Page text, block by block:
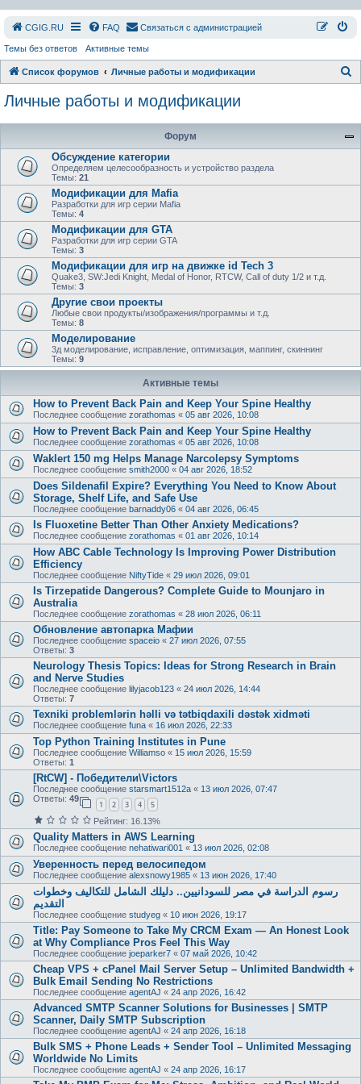
СGIG.RU FAQ Связаться с администрацией
Темы без ответов Активные темы
Список форумов Личные работы и модификации
к
Личные работы и модификации
Форум
Обсуждение категории
Определяем целесообразность и устройство раздела
Темы: 21
Модификации для Mafia
Разработки для игр серии Mafia
Темы: 4
Модификации для GTA
Разработки для игр серии GTA
Темы: 3
Модификации для игр на движке id Tech 3
Quake3, SW:Jedi Knight, Medal of Honor, RTCW, Call of duty 1/2 и т.д.
Темы: 3
Другие свои проекты
Любые свои продукты/изображения/программы и т.д.
Темы: 8
Моделирование
3д моделирование, исправление, оптимизация, маппинг, скиннинг
Темы: 9
Активные темы
How to Prevent Back Pain and Keep Your Spine Healthy
Последнее сообщение zorathomas « 05 авг 2026, 10:08
How to Prevent Back Pain and Keep Your Spine Healthy
Последнее сообщение zorathomas « 05 авг 2026, 10:08
Waklert 150 mg Helps Manage Narcolepsy Symptoms
Последнее сообщение smith2000 « 04 авг 2026, 18:52
Does Sildenafil Expire? Everything You Need to Know About
Storage, Shelf Life, and Safe Use
Последнее сообщение barnaddy06 « 04 авг 2026, 06:45
Is Fluoxetine Better Than Other Anxiety Medications?
Последнее сообщение zorathomas « 01 авг 2026, 10:14
How ABC Cable Technology Is Improving Power Distribution
Efficiency
Последнее сообщение NiftyTide « 29 июл 2026, 09:01
Is Tirzepatide Dangerous? Complete Guide to Mounjaro in
Australia
Последнее сообщение zorathomas « 28 июл 2026, 06:11
Обновление автопарка Мафии
Последнее сообщение spaceio « 27 июл 2026, 07:55
Ответы: 3
Neurology Thesis Topics: Ideas for Strong Research in Brain
and Nerve Studies
Последнее сообщение lilyjacob123 « 24 июл 2026, 14:44
Ответы: 7
Texniki problemlərin həlli və tətbiqdaxili dəstək xidməti
Последнее сообщение funa « 16 июл 2026, 22:33
Top Python Training Institutes in Pune
Последнее сообщение Williamso « 15 июл 2026, 15:59
Ответы: 1
[RtCW] - Победители\Victors
Последнее сообщение starsmart1512a « 13 июл 2026, 07:47
Ответы: 49
1 2 3 4 5
Рейтинг: 16.13%
Quality Matters in AWS Learning
Последнее сообщение nehatiwari001 « 13 июл 2026, 02:08
Уверенность перед велосипедом
Последнее сообщение alexsnowy1985 « 13 июн 2026, 17:40
رسوم الدراسة في مصر للسودانيين.. دليلك الشامل للتكاليف وخطوات
التقديم
Последнее сообщение studyeg « 10 июн 2026, 19:17
Title: Pay Someone to Take My CRCM Exam — An Honest Look
at Why Compliance Pros Feel This Way
Последнее сообщение joeparker7 « 07 май 2026, 10:42
Cheap VPS + cPanel Mail Server Setup – Unlimited Bandwidth +
Bulk Email Sending No Restrictions
Последнее сообщение agentAJ « 24 апр 2026, 16:42
Advanced SMTP Scanner Solutions for Businesses | SMTP
Scanner, Daily SMTP Subscription
Последнее сообщение agentAJ « 24 апр 2026, 16:18
Bulk SMS + Phone Leads + Sender Tool – Unlimited Messaging
Worldwide No Limits
Последнее сообщение agentAJ « 24 апр 2026, 16:17